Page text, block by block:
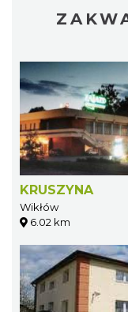
KRUSZYNA
Wikłów
6.02 km